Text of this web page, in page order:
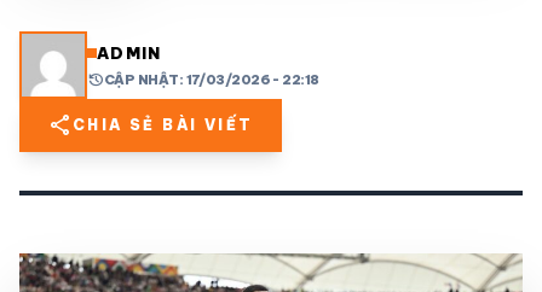
LỊCH THI ĐẤU
share mail
ADMIN
historyCẬP NHẬT: 17/03/2026 - 22:18
share CHIA SẺ BÀI VIẾT